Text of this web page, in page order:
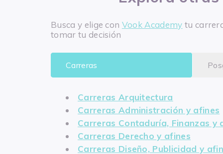
Busca y elige con Vook Academy tu
tomar tu decisión
Carreras
Carreras Arquitectura
Carreras Administración y afines
Carreras Contaduría, Finanzas y
Carreras Derecho y afines
Carreras Diseño, Publicidad y